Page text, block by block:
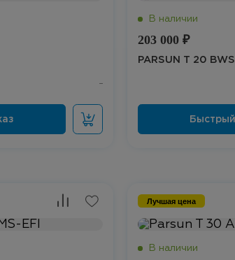
203 000 ₽
PARSUN T 20 BWS
Лучшая цена